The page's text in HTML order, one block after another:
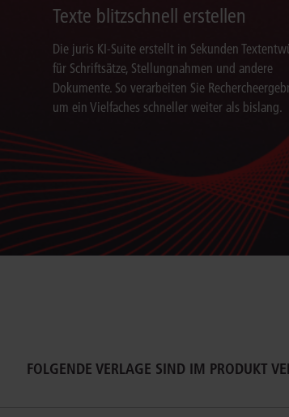
Texte blitzschnell erstellen
Die juris KI-Suite erstellt in Sekunden
für Schriftsätze, Stellungnahmen und andere
Dokumente. So verarbeiten Sie
um ein Vielfaches schneller weiter als bislang.
FOLGENDE VERLAGE SIND IM PRODUKT